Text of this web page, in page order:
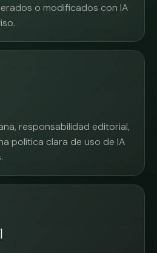
o modificados con IA
responsabilidad editorial,
política clara de uso de IA